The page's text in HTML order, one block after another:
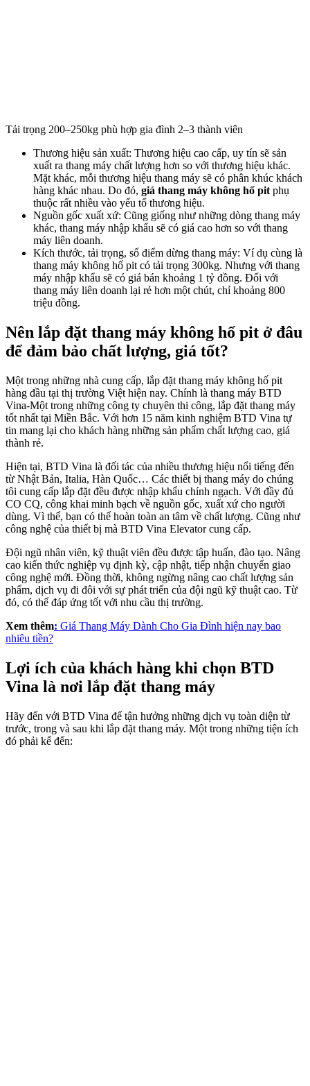
Tải trọng 200–250kg phù hợp gia đình 2–3 thành viên
Thương hiệu sản xuất: Thương hiệu cao cấp, uy tín sẽ sản
xuất ra thang máy chất lượng hơn so với thương hiệu khác.
Mặt khác, mỗi thương hiệu thang máy sẽ có phân khúc khách
hàng khác nhau. Do đó, giá thang máy không hố pit phụ
thuộc rất nhiều vào yếu tố thương hiệu.
Nguồn gốc xuất xứ: Cũng giống như những dòng thang máy
khác, thang máy nhập khẩu sẽ có giá cao hơn so với thang
máy liên doanh.
Kích thước, tải trọng, số điểm dừng thang máy: Ví dụ cùng là
thang máy không hố pit có tải trọng 300kg. Nhưng với thang
máy nhập khẩu sẽ có giá bán khoảng 1 tỷ đồng. Đối với
thang máy liên doanh lại rẻ hơn một chút, chỉ khoảng 800
triệu đồng.
Nên lắp đặt thang máy không hố pit ở đâu
để đảm bảo chất lượng, giá tốt?
Một trong những nhà cung cấp, lắp đặt thang máy không hố pit
hàng đầu tại thị trường Việt hiện nay. Chính là thang máy BTD
Vina-Một trong những công ty chuyên thi công, lắp đặt thang máy
tốt nhất tại Miền Bắc. Với hơn 15 năm kinh nghiệm BTD Vina tự
tin mang lại cho khách hàng những sản phẩm chất lượng cao, giá
thành rẻ.
Hiện tại, BTD Vina là đối tác của nhiều thương hiệu nổi tiếng đến
từ Nhật Bản, Italia, Hàn Quốc… Các thiết bị thang máy do chúng
tôi cung cấp lắp đặt đều được nhập khẩu chính ngạch. Với đầy đủ
CO CQ, công khai minh bạch về nguồn gốc, xuất xứ cho người
dùng. Vì thế, bạn có thể hoàn toàn an tâm về chất lượng. Cũng như
công nghệ của thiết bị mà BTD Vina Elevator cung cấp.
Đội ngũ nhân viên, kỹ thuật viên đều được tập huấn, đào tạo. Nâng
cao kiến thức nghiệp vụ định kỳ, cập nhật, tiếp nhận chuyển giao
công nghệ mới. Đồng thời, không ngừng nâng cao chất lượng sản
phẩm, dịch vụ đi đôi với sự phát triển của đội ngũ kỹ thuật cao. Từ
đó, có thể đáp ứng tốt với nhu cầu thị trường.
Xem thêm: Giá Thang Máy Dành Cho Gia Đình hiện nay bao
nhiêu tiền?
Lợi ích của khách hàng khi chọn BTD
Vina là nơi lắp đặt thang máy
Hãy đến với BTD Vina để tận hưởng những dịch vụ toàn diện từ
trước, trong và sau khi lắp đặt thang máy. Một trong những tiện ích
đó phải kể đến: